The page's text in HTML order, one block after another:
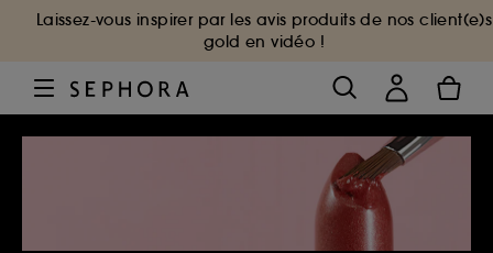
Laissez-vous inspirer par les avis produits de nos client(e)s
gold en vidéo !